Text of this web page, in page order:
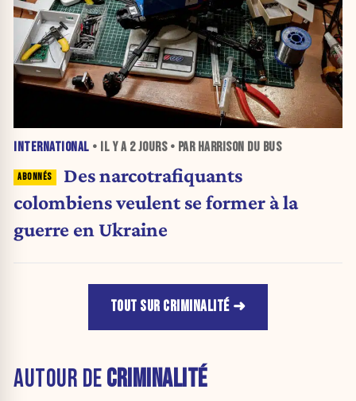
INTERNATIONAL • IL Y A 2 JOURS• PAR HARRISON DU BUS
Des narcotrafiquants
colombiens veulent se former à la
guerre en Ukraine
TOUT SUR CRIMINALITÉ
AUTOUR DECRIMINALITÉ